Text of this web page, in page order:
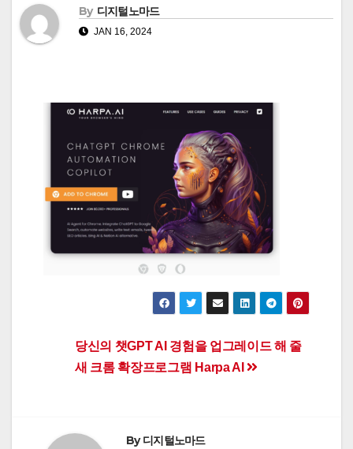
By 디지털노마드
JAN 16, 2024
Post
navigation
당신의 챗GPT AI 경험을 업그레이드 해 줄
새 크롬 확장프로그램 Harpa AI
By디지털노마드